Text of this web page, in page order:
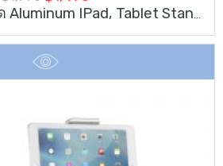
price
was:
฿1,990.
price
is:
ขาตั้งอัลลอยไอแพด Aluminum IPad, Tablet Stand For 7-13 Inch